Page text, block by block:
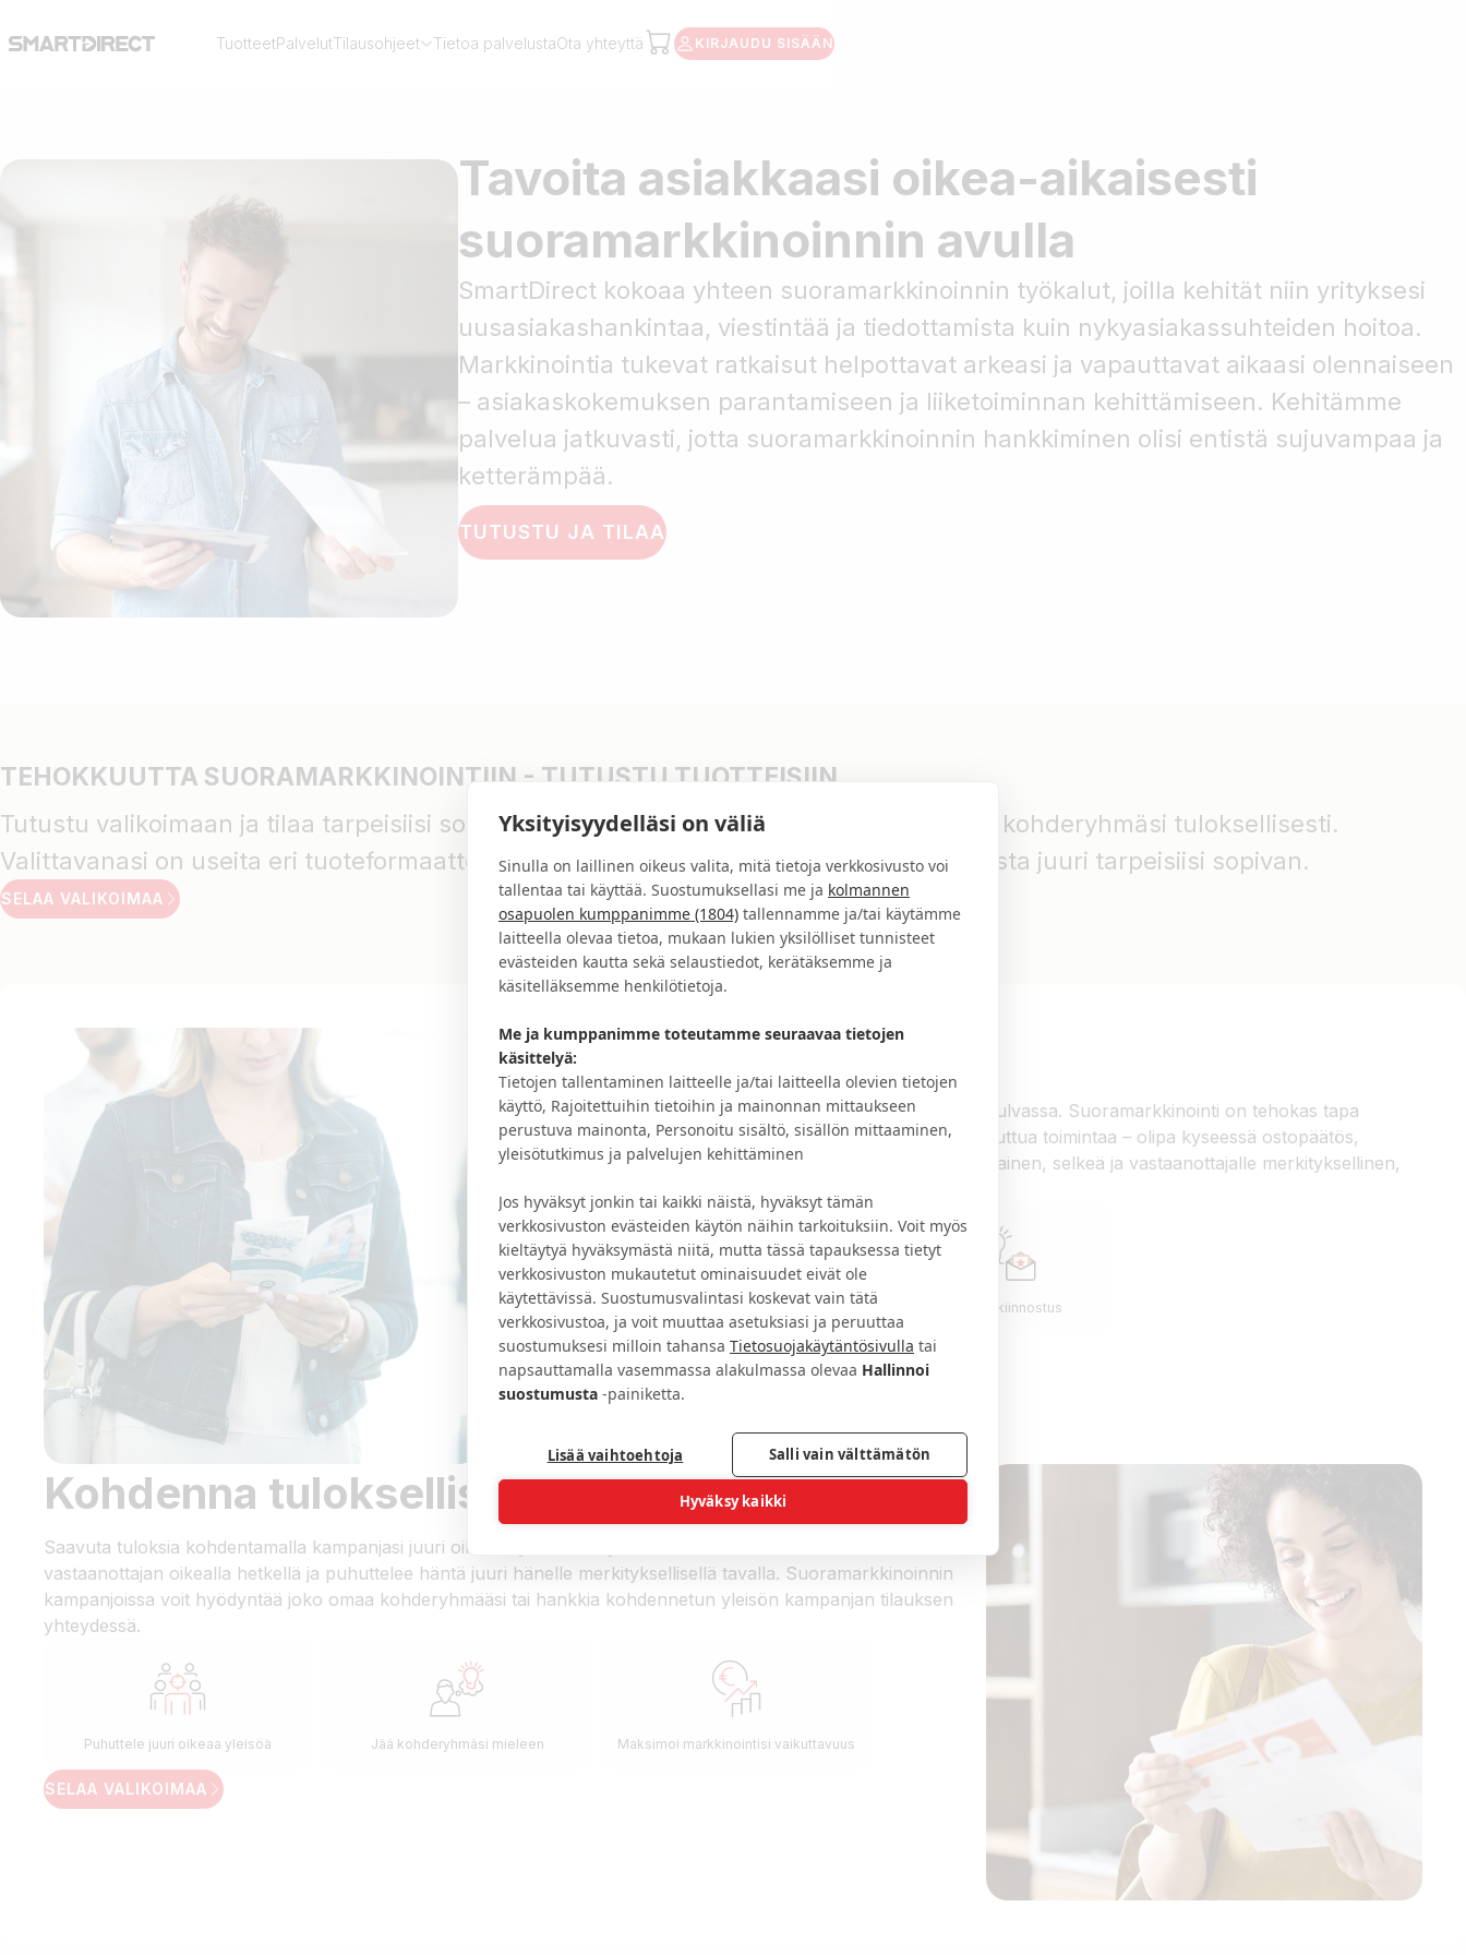
Yksityisyydelläsi on väliä
Sinulla on laillinen oikeus valita, mitä tietoja verkkosivusto voi
tallentaa tai käyttää. Suostumuksellasi me ja kolmannen
osapuolen kumppanimme (1804) tallennamme ja/tai käytämme
laitteella olevaa tietoa, mukaan lukien yksilölliset tunnisteet
evästeiden kautta sekä selaustiedot, kerätäksemme ja
käsitelläksemme henkilötietoja.
Me ja kumppanimme toteutamme seuraavaa tietojen
käsittelyä:
Tietojen tallentaminen laitteelle ja/tai laitteella olevien tietojen
käyttö, Rajoitettuihin tietoihin ja mainonnan mittaukseen
perustuva mainonta, Personoitu sisältö, sisällön mittaaminen,
yleisötutkimus ja palvelujen kehittäminen
Jos hyväksyt jonkin tai kaikki näistä, hyväksyt tämän
verkkosivuston evästeiden käytön näihin tarkoituksiin. Voit myös
kieltäytyä hyväksymästä niitä, mutta tässä tapauksessa tietyt
verkkosivuston mukautetut ominaisuudet eivät ole
käytettävissä. Suostumusvalintasi koskevat vain tätä
verkkosivustoa, ja voit muuttaa asetuksiasi ja peruuttaa
suostumuksesi milloin tahansa Tietosuojakäytäntösivulla tai
napsauttamalla vasemmassa alakulmassa olevaa Hallinnoi
suostumusta -painiketta.
Lisää vaihtoehtoja Salli vain välttämätön
Hyväksy kaikki
TuotteetPalvelutTilausohjeet Tietoa palvelustaOta yhteyttä KIRJAUDU SISÄÄN
Tavoita asiakkaasi oikea-aikaisesti
suoramarkkinoinnin avulla
SmartDirect kokoaa yhteen suoramarkkinoinnin työkalut, joilla kehität niin yrityksesi
uusasiakashankintaa, viestintää ja tiedottamista kuin nykyasiakassuhteiden hoitoa.
Markkinointia tukevat ratkaisut helpottavat arkeasi ja vapauttavat aikaasi olennaiseen
– asiakaskokemuksen parantamiseen ja liiketoiminnan kehittämiseen. Kehitämme
palvelua jatkuvasti, jotta suoramarkkinoinnin hankkiminen olisi entistä sujuvampaa ja
ketterämpää.
TUTUSTU JA TILAA
TEHOKKUUTTA SUORAMARKKINOINTIIN - TUTUSTU TUOTTEISIIN
Tutustu valikoimaan ja tilaa tarpeisiisi sopiva suoramarkkinointikampanja, jolla tavoitat kohderyhmäsi tuloksellisesti.
Valittavanasi on useita eri tuoteformaatteja sekä jakelutapoja, joilla räätälöit kampanjasta juuri tarpeisiisi sopivan.
SELAA VALIKOIMAA
Tavoita ja vaikuta
Tavoita yleisösi suoramarkkinoinnin avulla ja erotu arjen viestitulvassa. Suoramarkkinointi on tehokas tapa
tavoittaa asiakkaasi henkilökohtaisesti ja ohjata heidät kohti haluttua toimintaa – olipa kyseessä ostopäätös,
yhteydenotto tai lisätiedon hankkiminen. Kun viesti on ajankohtainen, selkeä ja vastaanottajalle merkityksellinen,
Erotu fyysisellä viestillä Tavoita oikea kohderyhmä Herätä kiinnostus
SELAA VALIKOIMAA
Kohdenna tuloksellisesti
Saavuta tuloksia kohdentamalla kampanjasi juuri oikealle yleisölle. Hyvin kohdennettu viesti tavoittaa
vastaanottajan oikealla hetkellä ja puhuttelee häntä juuri hänelle merkityksellisellä tavalla. Suoramarkkinoinnin
kampanjoissa voit hyödyntää joko omaa kohderyhmääsi tai hankkia kohdennetun yleisön kampanjan tilauksen
yhteydessä.
Puhuttele juuri oikeaa yleisöä Jää kohderyhmäsi mieleen Maksimoi markkinointisi vaikuttavuus
SELAA VALIKOIMAA